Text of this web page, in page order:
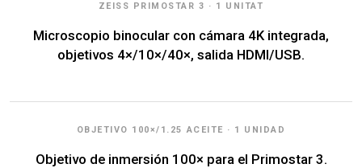
ZEISS PRIMOSTAR 3 · 1 UNITAT
Microscopio binocular con cámara 4K integrada,
objetivos 4×/10×/40×, salida HDMI/USB.
OBJETIVO 100×/1.25 ACEITE · 1 UNIDAD
Objetivo de inmersión 100× para el Primostar 3.